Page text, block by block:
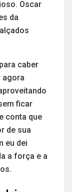
Oscar
da
caber
agora
ficar
conta que
de sua
eu dei
a força e a